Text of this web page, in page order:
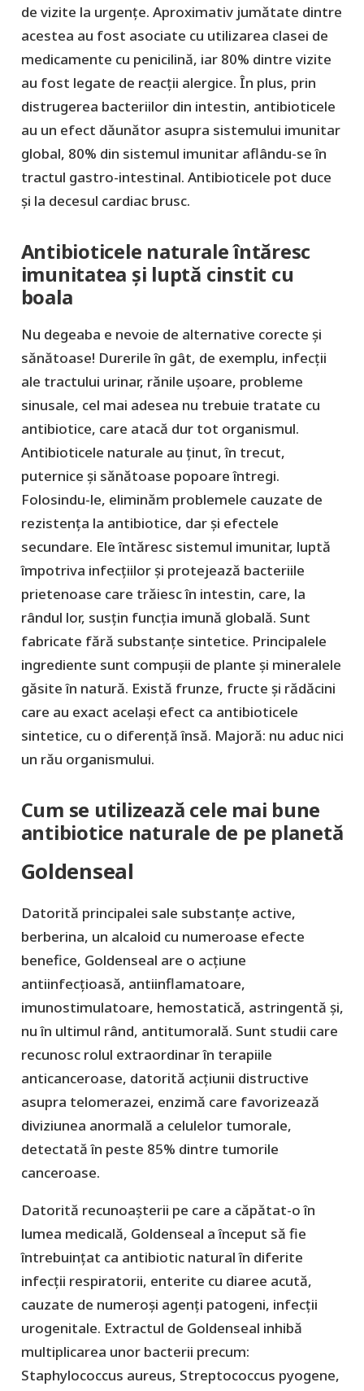
de vizite la urgențe. Aproximativ jumătate dintre
acestea au fost asociate cu utilizarea clasei de
medicamente cu penicilină, iar 80% dintre vizite
au fost legate de reacții alergice. În plus, prin
distrugerea bacteriilor din intestin, antibioticele
au un efect dăunător asupra sistemului imunitar
global, 80% din sistemul imunitar aflându-se în
tractul gastro-intestinal. Antibioticele pot duce
și la decesul cardiac brusc.
Antibioticele naturale întăresc
imunitatea și luptă cinstit cu
boala
Nu degeaba e nevoie de alternative corecte și
sănătoase! Durerile în gât, de exemplu, infecții
ale tractului urinar, rănile ușoare, probleme
sinusale, cel mai adesea nu trebuie tratate cu
antibiotice, care atacă dur tot organismul.
Antibioticele naturale au ținut, în trecut,
puternice și sănătoase popoare întregi.
Folosindu-le, eliminăm problemele cauzate de
rezistența la antibiotice, dar și efectele
secundare. Ele întăresc sistemul imunitar, luptă
împotriva infecțiilor și protejează bacteriile
prietenoase care trăiesc în intestin, care, la
rândul lor, susțin funcția imună globală. Sunt
fabricate fără substanțe sintetice. Principalele
ingrediente sunt compușii de plante și mineralele
găsite în natură. Există frunze, fructe și rădăcini
care au exact același efect ca antibioticele
sintetice, cu o diferență însă. Majoră: nu aduc nici
un rău organismului.
Cum se utilizează cele mai bune
antibiotice naturale de pe planetă
Goldenseal
Datorită principalei sale substanțe active,
berberina, un alcaloid cu numeroase efecte
benefice, Goldenseal are o acțiune
antiinfecțioasă, antiinflamatoare,
imunostimulatoare, hemostatică, astringentă și,
nu în ultimul rând, antitumorală. Sunt studii care
recunosc rolul extraordinar în terapiile
anticanceroase, datorită acțiunii distructive
asupra telomerazei, enzimă care favorizează
diviziunea anormală a celulelor tumorale,
detectată în peste 85% dintre tumorile
canceroase.
Datorită recunoașterii pe care a căpătat-o în
lumea medicală, Goldenseal a început să fie
întrebuințat ca antibiotic natural în diferite
infecții respiratorii, enterite cu diaree acută,
cauzate de numeroși agenți patogeni, infecții
urogenitale. Extractul de Goldenseal inhibă
multiplicarea unor bacterii precum:
Staphylococcus aureus, Streptococcus pyogene,